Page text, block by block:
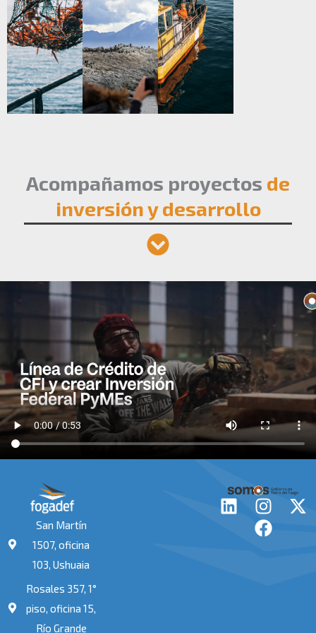
Acompañamos proyectos de
inversión y desarrollo
San Martín
1507, oficina
103, Ushuaia
Rosales 357, 1°
piso, oficina 15,
Río Grande
L
I
n
s
X
F
a
c